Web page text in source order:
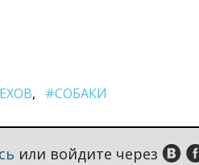
#СОБАКИ
или войдите через